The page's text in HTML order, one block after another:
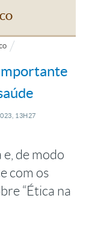
13H27
de modo
com os
“Ética na